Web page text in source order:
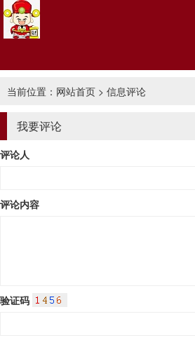
当前位置： 网站首页 > 信息评论
我要评论
评论人
评论内容
验证码